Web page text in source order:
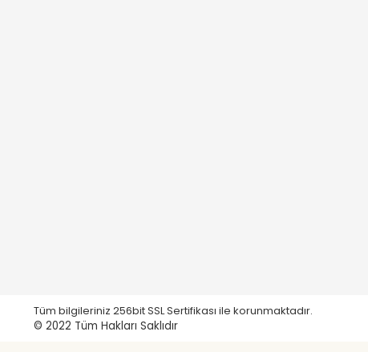
Tüm bilgileriniz 256bit SSL Sertifikası ile korunmaktadır.
© 2022 Tüm Hakları Saklıdır